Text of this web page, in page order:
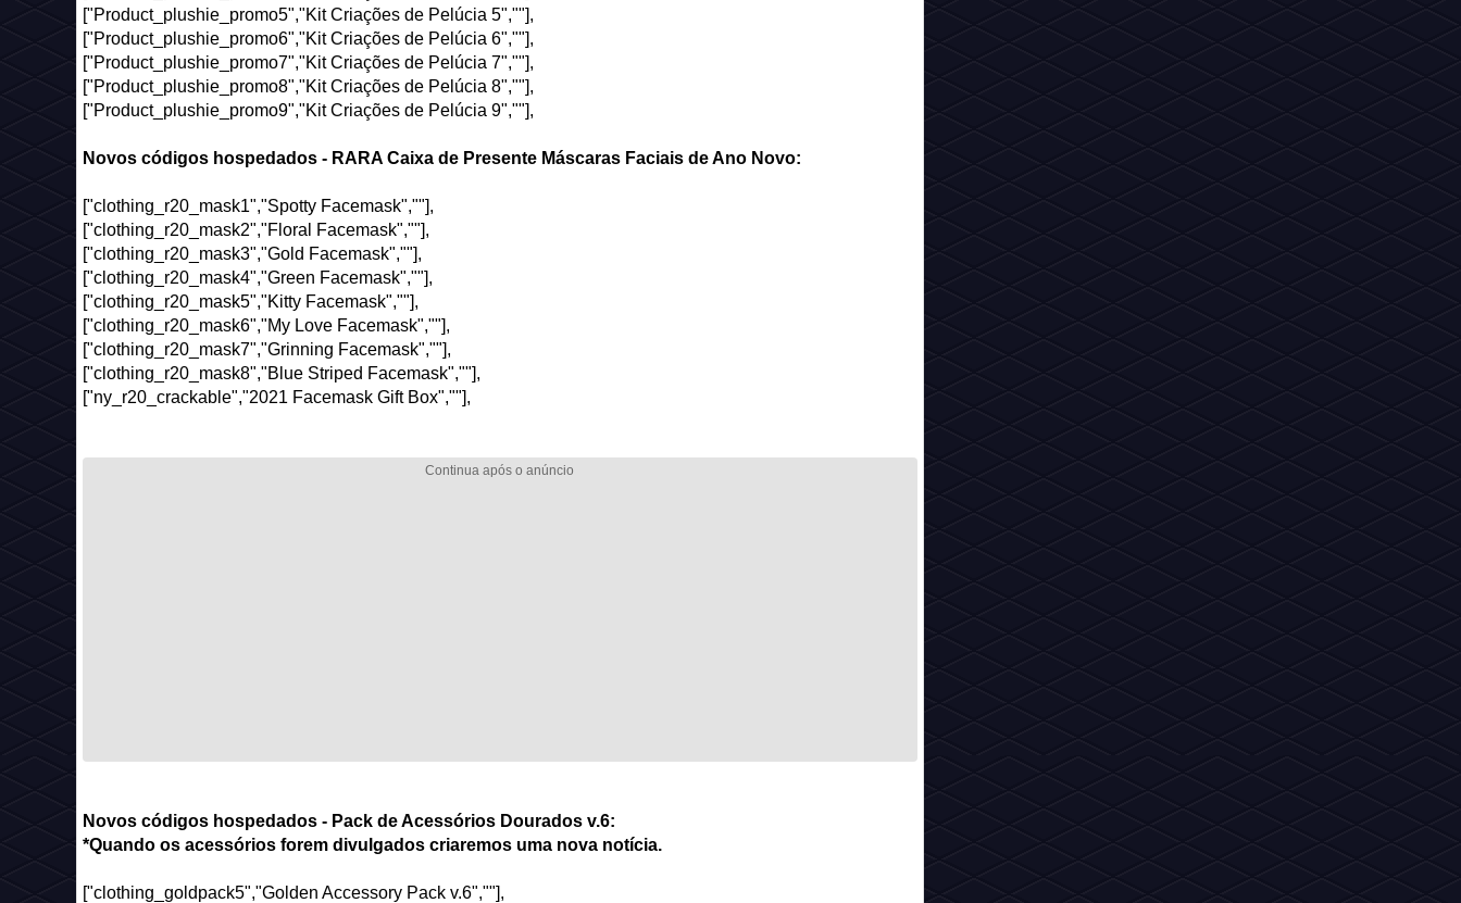
["Product_plushie_promo5","Kit Criações de Pelúcia 5",""],
["Product_plushie_promo6","Kit Criações de Pelúcia 6",""],
["Product_plushie_promo7","Kit Criações de Pelúcia 7",""],
["Product_plushie_promo8","Kit Criações de Pelúcia 8",""],
["Product_plushie_promo9","Kit Criações de Pelúcia 9",""],
Novos códigos hospedados - RARA Caixa de Presente Máscaras Faciais de Ano Novo:
["clothing_r20_mask1","Spotty Facemask",""],
["clothing_r20_mask2","Floral Facemask",""],
["clothing_r20_mask3","Gold Facemask",""],
["clothing_r20_mask4","Green Facemask",""],
["clothing_r20_mask5","Kitty Facemask",""],
["clothing_r20_mask6","My Love Facemask",""],
["clothing_r20_mask7","Grinning Facemask",""],
["clothing_r20_mask8","Blue Striped Facemask",""],
["ny_r20_crackable","2021 Facemask Gift Box",""],
Novos códigos hospedados - Pack de Acessórios Dourados v.6:
*Quando os acessórios forem divulgados criaremos uma nova notícia.
["clothing_goldpack5","Golden Accessory Pack v.6",""],